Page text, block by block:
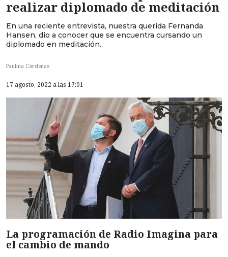
realizar diplomado de meditación
En una reciente entrevista, nuestra querida Fernanda
Hansen, dio a conocer que se encuentra cursando un
diplomado en meditación.
Paulina Cárdenas
17 agosto, 2022 a las 17:01
La programación de Radio Imagina para
el cambio de mando